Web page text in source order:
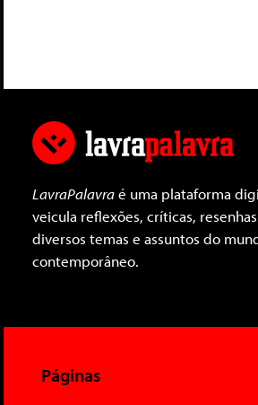
LavraPalavraé uma plataforma
veicula reflexões, críticas,
diversos temas e assuntos do
contemporâneo.
Páginas